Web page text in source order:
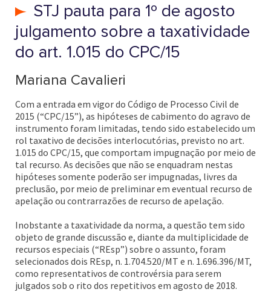
STJ pauta para 1º de agosto
julgamento sobre a taxatividade
do art. 1.015 do CPC/15
Mariana Cavalieri
Com a entrada em vigor do Código de Processo Civil de
2015 (“CPC/15”), as hipóteses de cabimento do agravo de
instrumento foram limitadas, tendo sido estabelecido um
rol taxativo de decisões interlocutórias, previsto no art.
1.015 do CPC/15, que comportam impugnação por meio de
tal recurso. As decisões que não se enquadram nestas
hipóteses somente poderão ser impugnadas, livres da
preclusão, por meio de preliminar em eventual recurso de
apelação ou contrarrazões de recurso de apelação.
Inobstante a taxatividade da norma, a questão tem sido
objeto de grande discussão e, diante da multiplicidade de
recursos especiais (“REsp”) sobre o assunto, foram
selecionados dois REsp, n. 1.704.520/MT e n. 1.696.396/MT,
como representativos de controvérsia para serem
julgados sob o rito dos repetitivos em agosto de 2018.